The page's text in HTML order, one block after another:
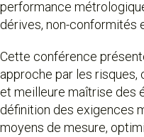
performance
dérives, non-conformités
Cette conférence
approche par les
et meilleure maîtrise des
définition des exigences
moyens de mesure,